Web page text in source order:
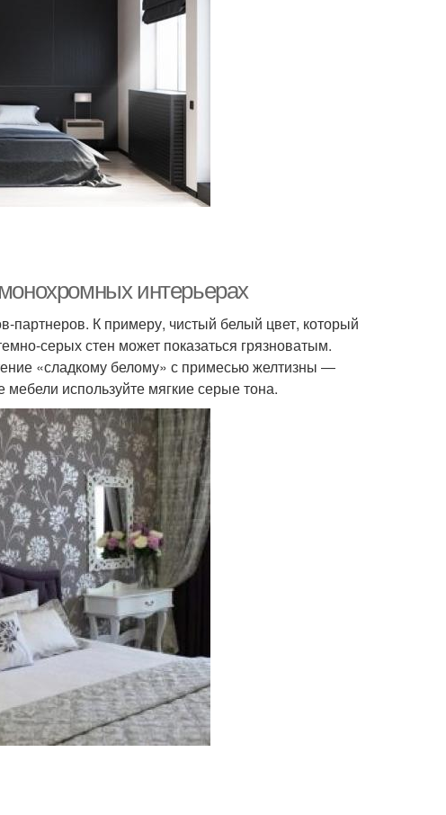
интерьерах
партнеров. К примеру, чистый белый цвет, который
серых стен может показаться грязноватым.
«сладкому белому» с примесью желтизны ―
используйте мягкие серые тона.